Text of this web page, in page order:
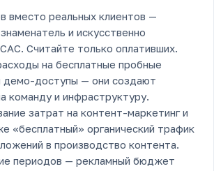
вместо реальных клиентов —
и искусственно
Считайте только оплативших.
на бесплатные пробные
демо-доступы — они создают
команду и инфраструктуру.
затрат на контент-маркетинг и
«бесплатный» органический трафик
в производство контента.
периодов — рекламный бюджет